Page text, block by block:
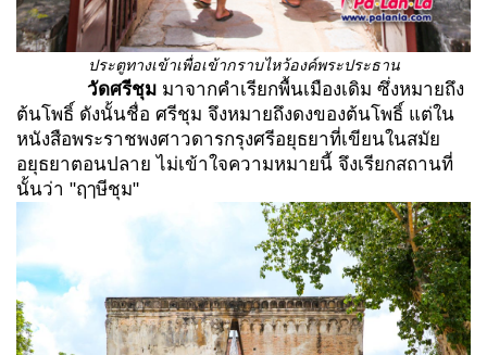
ประตูทางเข้าเพื่อเข้ากราบไหว้องค์พระประธาน
วัดศรีชุม มาจากคำเรียกพื้นเมืองเดิม ซึ่งหมายถึง
ต้นโพธิ์ ดังนั้นชื่อ ศรีชุม จึงหมายถึงดงของต้นโพธิ์ แต่ใน
หนังสือพระราชพงศาวดารกรุงศรีอยุธยาที่เขียนในสมัย
อยุธยาตอนปลาย ไม่เข้าใจความหมายนี้ จึงเรียกสถานที่
นั้นว่า "ฤๅษีชุม"